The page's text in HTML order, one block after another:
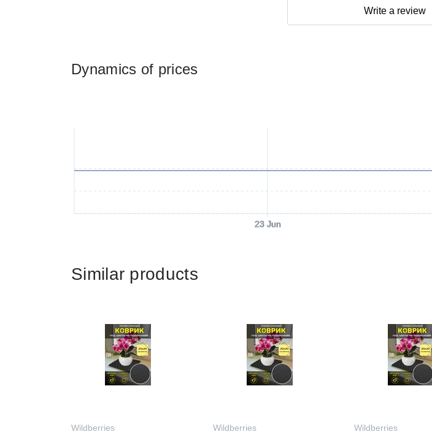
Dynamics of prices
23 Jun
Write a review
Similar products
Wildberries Wildberries Wildberries